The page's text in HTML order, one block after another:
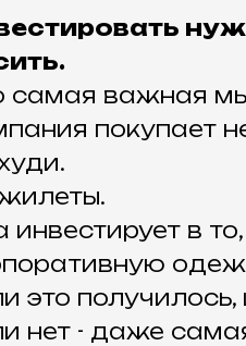
самая важная
покупает
инвестирует в
это
нет - даже